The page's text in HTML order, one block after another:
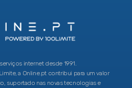
internet desde 1991.
a Online.pt contribui para um valor
suportado nas novas tecnologias e